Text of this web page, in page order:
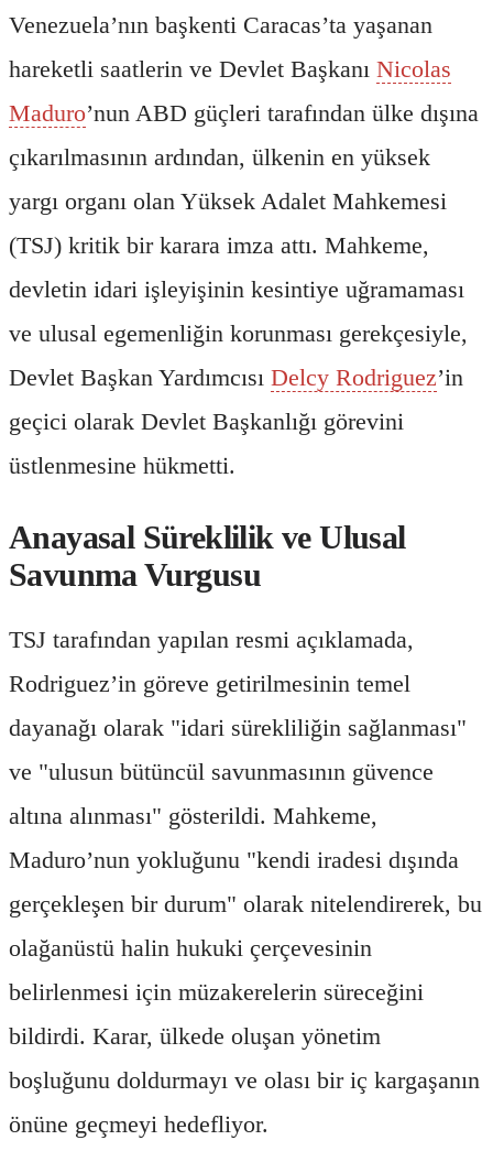
Venezuela’nın başkenti Caracas’ta yaşanan
hareketli saatlerin ve Devlet Başkanı Nicolas
Maduro’nun ABD güçleri tarafından ülke dışına
çıkarılmasının ardından, ülkenin en yüksek
yargı organı olan Yüksek Adalet Mahkemesi
(TSJ) kritik bir karara imza attı. Mahkeme,
devletin idari işleyişinin kesintiye uğramaması
ve ulusal egemenliğin korunması gerekçesiyle,
Devlet Başkan Yardımcısı Delcy Rodriguez’in
geçici olarak Devlet Başkanlığı görevini
üstlenmesine hükmetti.
Anayasal Süreklilik ve Ulusal
Savunma Vurgusu
TSJ tarafından yapılan resmi açıklamada,
Rodriguez’in göreve getirilmesinin temel
dayanağı olarak "idari sürekliliğin sağlanması"
ve "ulusun bütüncül savunmasının güvence
altına alınması" gösterildi. Mahkeme,
Maduro’nun yokluğunu "kendi iradesi dışında
gerçekleşen bir durum" olarak nitelendirerek, bu
olağanüstü halin hukuki çerçevesinin
belirlenmesi için müzakerelerin süreceğini
bildirdi. Karar, ülkede oluşan yönetim
boşluğunu doldurmayı ve olası bir iç kargaşanın
önüne geçmeyi hedefliyor.